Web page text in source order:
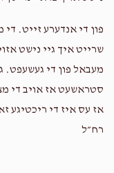
פון די אנדערע זייט.
שרייט איך גיי נישט
מעבאל פון די געשעפט.
סטראשעט אז אויב די
אז עס איז די ריכטיגע
רח״ל